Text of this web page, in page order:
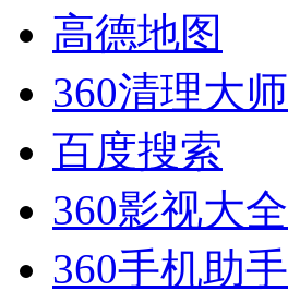
高德地图
360清理大师
百度搜索
360影视大全
360手机助手